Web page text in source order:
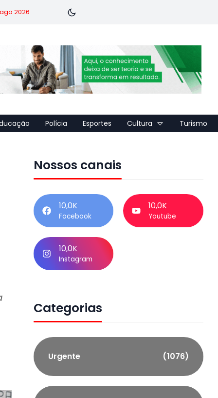
2026
Polícia Esportes Cultura Turismo
Nossos canais
10,0K
Facebook
10,0K
Youtube
10,0K
Instagram
Categorias
Urgente (1076)